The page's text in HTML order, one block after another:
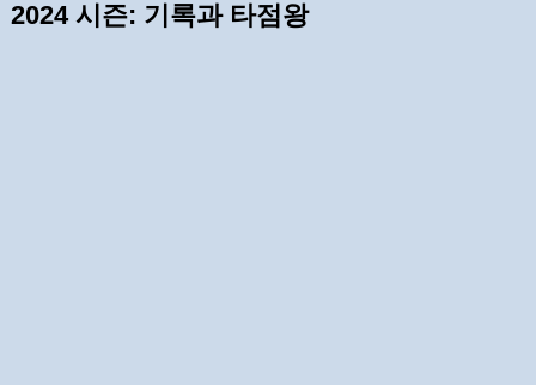
2024 시즌: 기록과 타점왕